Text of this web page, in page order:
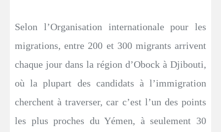
Selon l’Organisation internationale pour les
migrations, entre 200 et 300 migrants arrivent
chaque jour dans la région d’Obock à Djibouti,
où la plupart des candidats à l’immigration
cherchent à traverser, car c’est l’un des points
les plus proches du Yémen, à seulement 30